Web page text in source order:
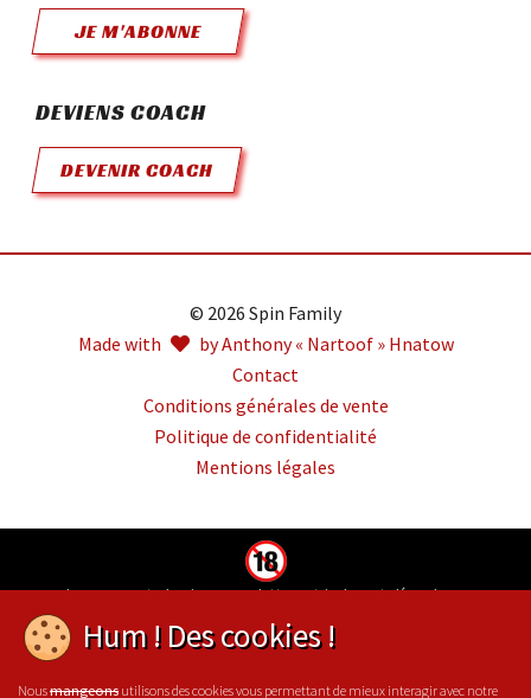
JE M'ABONNE
DEVIENS COACH
DEVENIR COACH
© 2026 Spin Family
Made with
by Anthony « Nartoof » Hnatow
Contact
Conditions générales de vente
Politique de confidentialité
Mentions légales
Jouer comporte des risques : endettement, isolement, dépendance.
Hum ! Des cookies !
Nousmangeons utilisons des cookies vous permettant de mieux interagir avec notre